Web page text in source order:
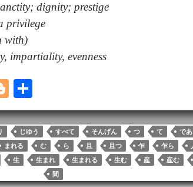
dignity; prestige
privilege
with)
impartiality, evenness
Bl
og
ge
r
ha
re
じゆう すべて そんげん つ て であ
まれる む ら 且 且つ 乍 乍ら
生 生まれ 生まれる 生む 産 産む
間